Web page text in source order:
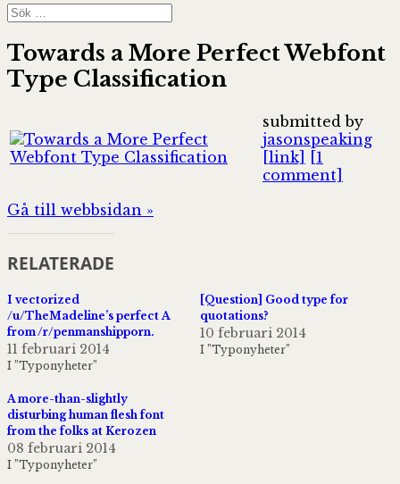
Sök
efter:
Towards a More Perfect Webfont
Type Classification
submitted by
jasonspeaking
[link] [1
comment]
Gå till webbsidan »
RELATERADE
I vectorized
/u/TheMadeline’s perfect A
from /r/penmanshipporn.
11 februari 2014
I ”Typonyheter”
[Question] Good type for
quotations?
10 februari 2014
I ”Typonyheter”
A more-than-slightly
disturbing human flesh font
from the folks at Kerozen
08 februari 2014
I ”Typonyheter”